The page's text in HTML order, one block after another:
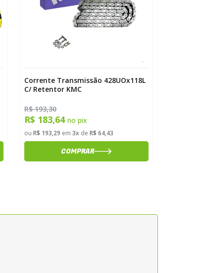
Corrente Transmissão 428UOx118L
C/ Retentor KMC
R$ 193,30
R$ 183,64 no pix
ou R$ 193,29 em 3xde R$ 64,43
COMPRAR